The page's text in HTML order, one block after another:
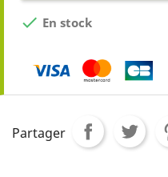
 En stock
Partager